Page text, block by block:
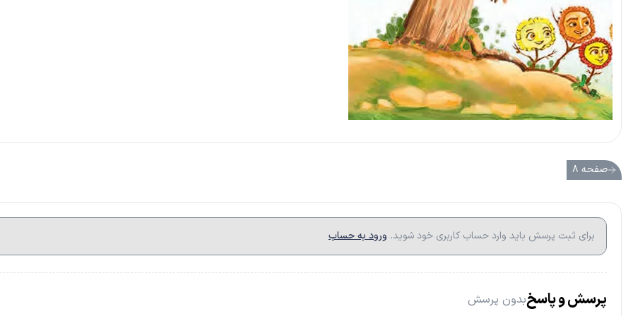
صفحه ۸
برای ثبت پرسش باید وارد حساب کاربری خود شوید. ورود به حساب
پرسش و پاسخبدون پرسش